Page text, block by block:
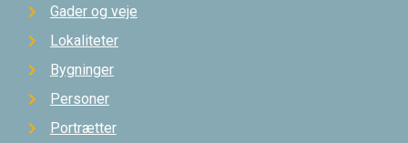
Gader og veje
Lokaliteter
Bygninger
Personer
Portrætter